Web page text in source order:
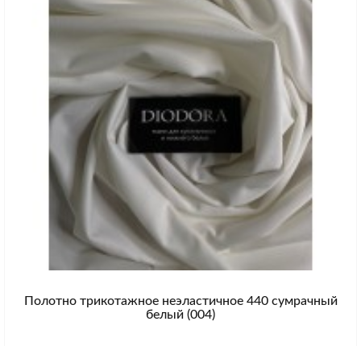
Полотно трикотажное неэластичное 440 сумрачный
белый (004)